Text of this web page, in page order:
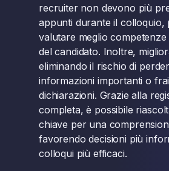
recruiter non devono più
appunti durante il colloquio,
valutare meglio
del candidato. Inoltre,
eliminando il rischio di
informazioni importanti o
dichiarazioni. Grazie alla
completa, è possibile
chiave per una
favorendo decisioni più
colloqui più efficaci.